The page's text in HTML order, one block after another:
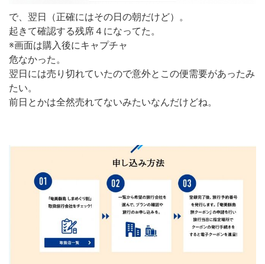
で、翌日（正確にはその日の朝だけど）。
起きて確認する残席４になってた。
※画面は購入後にキャプチャ
危なかった。
翌日には売り切れていたので意外とこの便需要があったみ
たい。
前日とかは全然売れてないみたいなんだけどね。